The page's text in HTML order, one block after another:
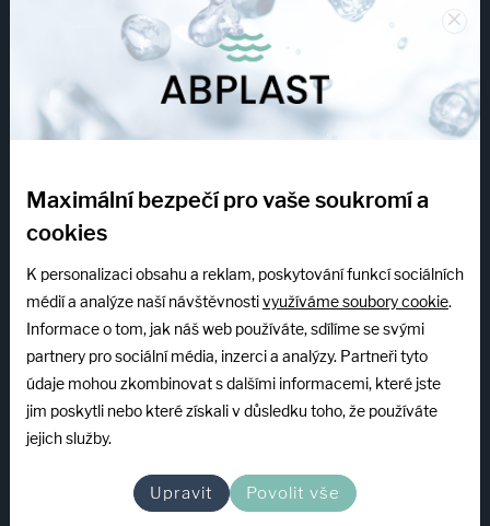
PO–PÁ: 7:00–15:00
eshop@abplastgroup.cz
INFOLINKA
+420 739 522 840
mzeman@abplastgroup.cz
Servis
+420 603 507 085
PO–PÁ: 6:30–15:00
Společnost
×
Maximální bezpečí pro vaše soukromí a
cookies
K personalizaci obsahu a reklam, poskytování funkcí sociálních
médií a analýze naší návštěvnostivyužíváme soubory cookie.
Informace o tom, jak náš web používáte, sdílíme se svými
partnery pro sociální média, inzerci a analýzy. Partneři tyto
údaje mohou zkombinovat s dalšími informacemi, které jste
jim poskytli nebo které získali v důsledku toho, že používáte
jejich služby.
Upravit Povolit vše